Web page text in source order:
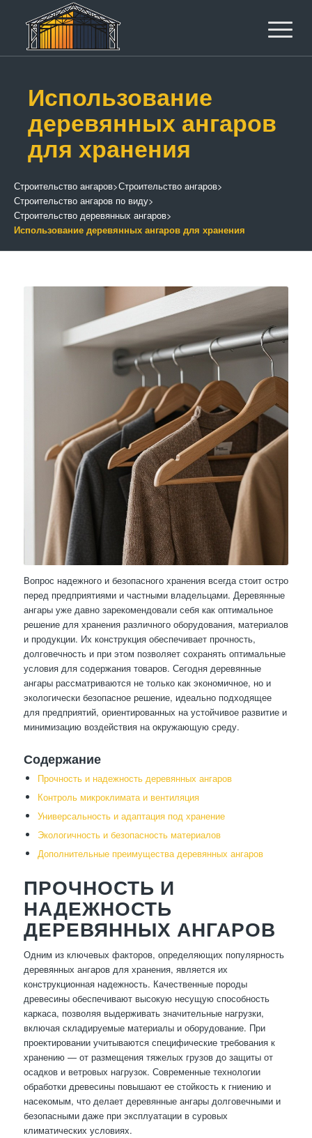
Использование
деревянных ангаров
для хранения
Строительство ангаров>Строительство ангаров>
Строительство ангаров по виду>
Строительство деревянных ангаров>
Использование деревянных ангаров для хранения
Вопрос надежного и безопасного хранения всегда стоит остро
перед предприятиями и частными владельцами. Деревянные
ангары уже давно зарекомендовали себя как оптимальное
решение для хранения различного оборудования, материалов
и продукции. Их конструкция обеспечивает прочность,
долговечность и при этом позволяет сохранять оптимальные
условия для содержания товаров. Сегодня деревянные
ангары рассматриваются не только как экономичное, но и
экологически безопасное решение, идеально подходящее
для предприятий, ориентированных на устойчивое развитие и
минимизацию воздействия на окружающую среду.
Содержание
Прочность и надежность деревянных ангаров
Контроль микроклимата и вентиляция
Универсальность и адаптация под хранение
Экологичность и безопасность материалов
Дополнительные преимущества деревянных ангаров
ПРОЧНОСТЬ И
НАДЕЖНОСТЬ
ДЕРЕВЯННЫХ АНГАРОВ
Одним из ключевых факторов, определяющих популярность
деревянных ангаров для хранения, является их
конструкционная надежность. Качественные породы
древесины обеспечивают высокую несущую способность
каркаса, позволяя выдерживать значительные нагрузки,
включая складируемые материалы и оборудование. При
проектировании учитываются специфические требования к
хранению — от размещения тяжелых грузов до защиты от
осадков и ветровых нагрузок. Современные технологии
обработки древесины повышают ее стойкость к гниению и
насекомым, что делает деревянные ангары долговечными и
безопасными даже при эксплуатации в суровых
климатических условиях.